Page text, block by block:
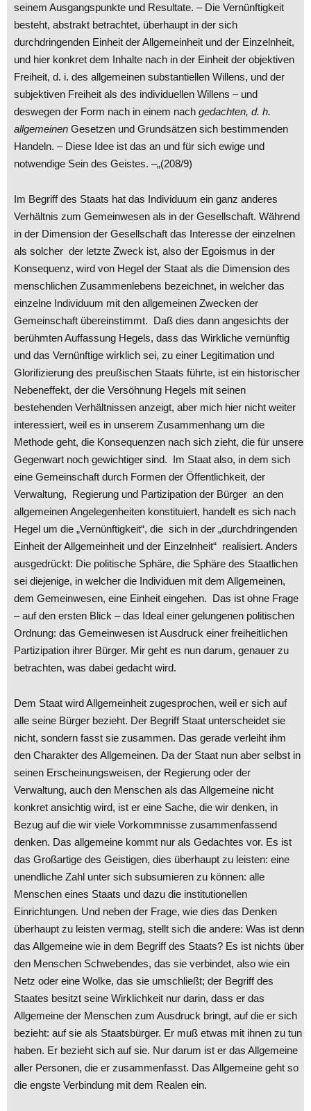
seinem Ausgangspunkte und Resultate. – Die Vernünftigkeit
besteht, abstrakt betrachtet, überhaupt in der sich
durchdringenden Einheit der Allgemeinheit und der Einzelnheit,
und hier konkret dem Inhalte nach in der Einheit der objektiven
Freiheit, d. i. des allgemeinen substantiellen Willens, und der
subjektiven Freiheit als des individuellen Willens – und
deswegen der Form nach in einem nach gedachten, d. h.
allgemeinen Gesetzen und Grundsätzen sich bestimmenden
Handeln. – Diese Idee ist das an und für sich ewige und
notwendige Sein des Geistes. –„(208/9)
Im Begriff des Staats hat das Individuum ein ganz anderes
Verhältnis zum Gemeinwesen als in der Gesellschaft. Während
in der Dimension der Gesellschaft das Interesse der einzelnen
als solcher der letzte Zweck ist, also der Egoismus in der
Konsequenz, wird von Hegel der Staat als die Dimension des
menschlichen Zusammenlebens bezeichnet, in welcher das
einzelne Individuum mit den allgemeinen Zwecken der
Gemeinschaft übereinstimmt. Daß dies dann angesichts der
berühmten Auffassung Hegels, dass das Wirkliche vernünftig
und das Vernünftige wirklich sei, zu einer Legitimation und
Glorifizierung des preußischen Staats führte, ist ein historischer
Nebeneffekt, der die Versöhnung Hegels mit seinen
bestehenden Verhältnissen anzeigt, aber mich hier nicht weiter
interessiert, weil es in unserem Zusammenhang um die
Methode geht, die Konsequenzen nach sich zieht, die für unsere
Gegenwart noch gewichtiger sind. Im Staat also, in dem sich
eine Gemeinschaft durch Formen der Öffentlichkeit, der
Verwaltung, Regierung und Partizipation der Bürger an den
allgemeinen Angelegenheiten konstituiert, handelt es sich nach
Hegel um die „Vernünftigkeit“, die sich in der „durchdringenden
Einheit der Allgemeinheit und der Einzelnheit“ realisiert. Anders
ausgedrückt: Die politische Sphäre, die Sphäre des Staatlichen
sei diejenige, in welcher die Individuen mit dem Allgemeinen,
dem Gemeinwesen, eine Einheit eingehen. Das ist ohne Frage
– auf den ersten Blick – das Ideal einer gelungenen politischen
Ordnung: das Gemeinwesen ist Ausdruck einer freiheitlichen
Partizipation ihrer Bürger. Mir geht es nun darum, genauer zu
betrachten, was dabei gedacht wird.
Dem Staat wird Allgemeinheit zugesprochen, weil er sich auf
alle seine Bürger bezieht. Der Begriff Staat unterscheidet sie
nicht, sondern fasst sie zusammen. Das gerade verleiht ihm
den Charakter des Allgemeinen. Da der Staat nun aber selbst in
seinen Erscheinungsweisen, der Regierung oder der
Verwaltung, auch den Menschen als das Allgemeine nicht
konkret ansichtig wird, ist er eine Sache, die wir denken, in
Bezug auf die wir viele Vorkommnisse zusammenfassend
denken. Das allgemeine kommt nur als Gedachtes vor. Es ist
das Großartige des Geistigen, dies überhaupt zu leisten: eine
unendliche Zahl unter sich subsumieren zu können: alle
Menschen eines Staats und dazu die institutionellen
Einrichtungen. Und neben der Frage, wie dies das Denken
überhaupt zu leisten vermag, stellt sich die andere: Was ist denn
das Allgemeine wie in dem Begriff des Staats? Es ist nichts über
den Menschen Schwebendes, das sie verbindet, also wie ein
Netz oder eine Wolke, das sie umschließt; der Begriff des
Staates besitzt seine Wirklichkeit nur darin, dass er das
Allgemeine der Menschen zum Ausdruck bringt, auf die er sich
bezieht: auf sie als Staatsbürger. Er muß etwas mit ihnen zu tun
haben. Er bezieht sich auf sie. Nur darum ist er das Allgemeine
aller Personen, die er zusammenfasst. Das Allgemeine geht so
die engste Verbindung mit dem Realen ein.